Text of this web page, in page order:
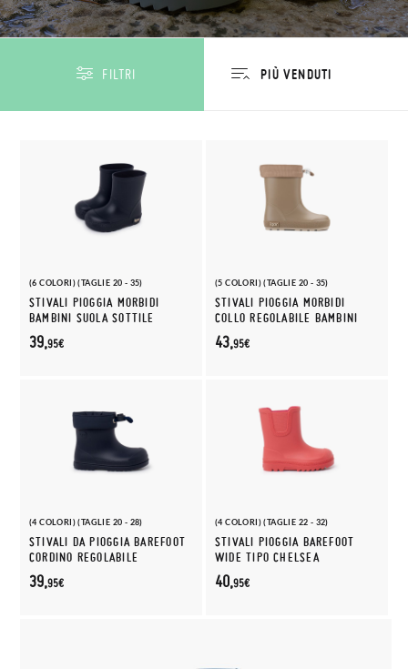
FILTRI
(6 COLORI) (TAGLIE 20 - 35)
STIVALI PIOGGIA MORBIDI
BAMBINI SUOLA SOTTILE
39,95€
(5 COLORI) (TAGLIE 20 - 35)
STIVALI PIOGGIA MORBIDI
COLLO REGOLABILE BAMBINI
43,95€
(4 COLORI) (TAGLIE 20 - 28)
STIVALI DA PIOGGIA BAREFOOT
CORDINO REGOLABILE
39,95€
(4 COLORI) (TAGLIE 22 - 32)
STIVALI PIOGGIA BAREFOOT
WIDE TIPO CHELSEA
40,95€